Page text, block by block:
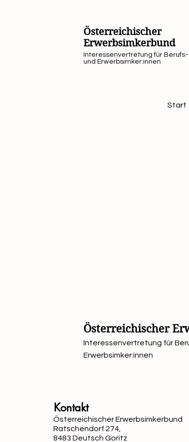
Österreichischer
Erwerbsimkerbund
Interessenvertretung für Berufs-
und Erwerbsimker:innen
Start
Österreichischer
Interessenvertretung für
Erwerbsimker:innen
Kontakt
Österreichischer Erwerbsimkerbund
Ratschendorf 274,
8483 Deutsch Goritz